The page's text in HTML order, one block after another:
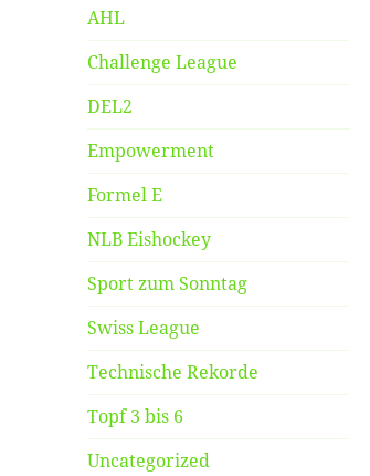
AHL
Challenge League
DEL2
Empowerment
Formel E
NLB Eishockey
Sport zum Sonntag
Swiss League
Technische Rekorde
Topf 3 bis 6
Uncategorized